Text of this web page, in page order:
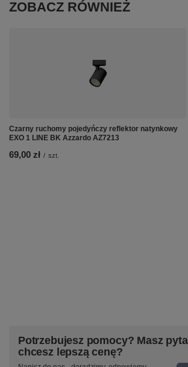
ZOBACZ RÓWNIEŻ
Czarny ruchomy pojedyńczy reflektor natynkowy
EXO 1 LINE BK Azzardo AZ7213
69,00 zł / szt.
Potrzebujesz pomocy? Masz
chcesz lepszą cenę?